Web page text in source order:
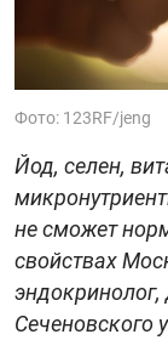
Фото: 123RF/jeng
Йод, селен,
не сможет
свойствах
Сеченовского